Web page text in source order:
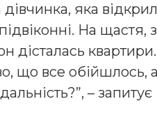
дівчинка, яка
На щастя,
дісталась квартири.
що все обійшлось,
–